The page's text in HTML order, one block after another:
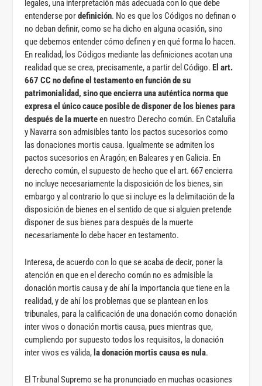
legales, una interpretación más adecuada con lo que debe
entenderse pordefinición. No es que los Códigos no definan o
no deban definir, como se ha dicho en alguna ocasión, sino
que debemos entender cómo definen y en qué forma lo hacen.
En realidad, los Códigos mediante las definiciones acotan una
realidad que se crea, precisamente, a partir del Código.El art.
667 CC no define el testamento en función de su
patrimonialidad, sino que encierra una auténtica norma que
expresa el único cauce posible de disponer de los bienes para
después de la muerteen nuestro Derecho común. En Cataluña
y Navarra son admisibles tanto los pactos sucesorios como
las donaciones mortis causa. Igualmente se admiten los
pactos sucesorios en Aragón; en Baleares y en Galicia. En
derecho común, el supuesto de hecho que el art. 667 encierra
no incluye necesariamente la disposición de los bienes, sin
embargo y al contrario lo que si incluye es la delimitación de la
disposición de bienes en el sentido de que si alguien pretende
disponer de sus bienes para después de la muerte
necesariamente lo debe hacer en testamento.
Interesa, de acuerdo con lo que se acaba de decir, poner la
atención en que en el derecho común no es admisible la
donación mortis causa y de ahí la importancia que tiene en la
realidad, y de ahí los problemas que se plantean en los
tribunales, para la calificación de una donación como donación
inter vivos o donación mortis causa, pues mientras que,
cumpliendo por supuesto todos los requisitos, la donación
inter vivos es válida, la donación mortis causa es nula.
El Tribunal Supremo se ha pronunciado en muchas ocasiones